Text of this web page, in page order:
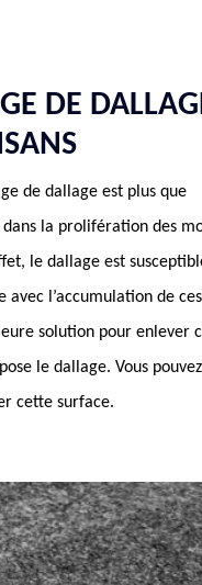
DE
de dallage est plus que
la prolifération des
le dallage est
l’accumulation de ces
solution pour enlever
le dallage. Vous
cette surface.